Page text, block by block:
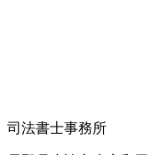
司法書士事務所